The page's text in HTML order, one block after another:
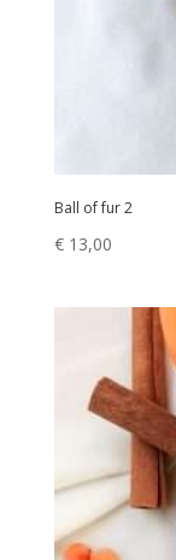
Ball of fur 2
€13,00